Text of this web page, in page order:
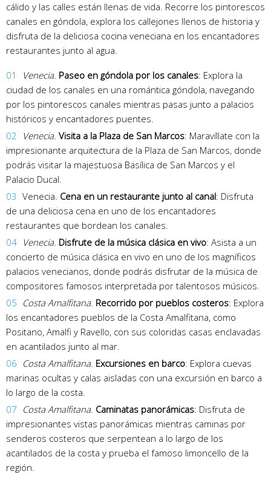
cálido y las calles están llenas de vida. Recorre los pintorescos
canales en góndola, explora los callejones llenos de historia y
disfruta de la deliciosa cocina veneciana en los encantadores
restaurantes junto al agua.
Venecia. Paseo en góndola por los canales: Explora la
ciudad de los canales en una romántica góndola, navegando
por los pintorescos canales mientras pasas junto a palacios
históricos y encantadores puentes.
Venecia. Visita a la Plaza de San Marcos: Maravíllate con la
impresionante arquitectura de la Plaza de San Marcos, donde
podrás visitar la majestuosa Basílica de San Marcos y el
Palacio Ducal.
Venecia. Cena en un restaurante junto al canal: Disfruta
de una deliciosa cena en uno de los encantadores
restaurantes que bordean los canales.
Venecia. Disfrute de la música clásica en vivo: Asista a un
concierto de música clásica en vivo en uno de los magníficos
palacios venecianos, donde podrás disfrutar de la música de
compositores famosos interpretada por talentosos músicos.
Costa Amalfitana. Recorrido por pueblos costeros: Explora
los encantadores pueblos de la Costa Amalfitana, como
Positano, Amalfi y Ravello, con sus coloridas casas enclavadas
en acantilados junto al mar.
Costa Amalfitana. Excursiones en barco: Explora cuevas
marinas ocultas y calas aisladas con una excursión en barco a
lo largo de la costa.
Costa Amalfitana. Caminatas panorámicas: Disfruta de
impresionantes vistas panorámicas mientras caminas por
senderos costeros que serpentean a lo largo de los
acantilados de la costa y prueba el famoso limoncello de la
región.